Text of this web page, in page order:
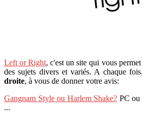
Left or Right, c'est un site qui vous
des sujets divers et variés. A chaque
droite, à vous de donner votre avis:
Gangnam Style ou Harlem Shake? PC
...